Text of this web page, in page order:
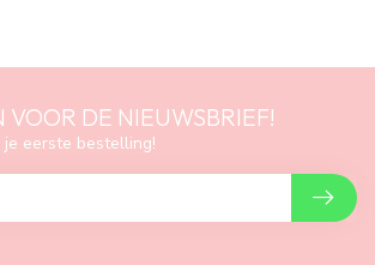
VOOR DE NIEUWSBRIEF!
eerste bestelling!